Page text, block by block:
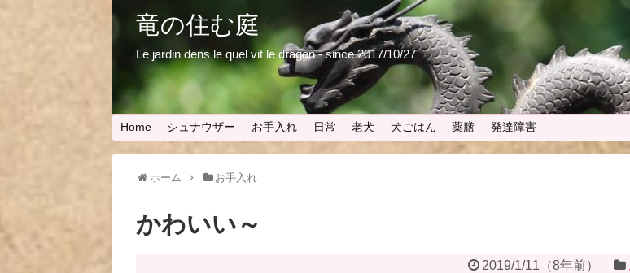
竜の住む庭
Le jardin dens le quel vit le dragon - since 2017/10/27
Home シュナウザー お手入れ 日常 老犬 犬ごはん 薬膳 発達障害
ホーム お手入れ
かわいい～
2019/1/11 （8年前）